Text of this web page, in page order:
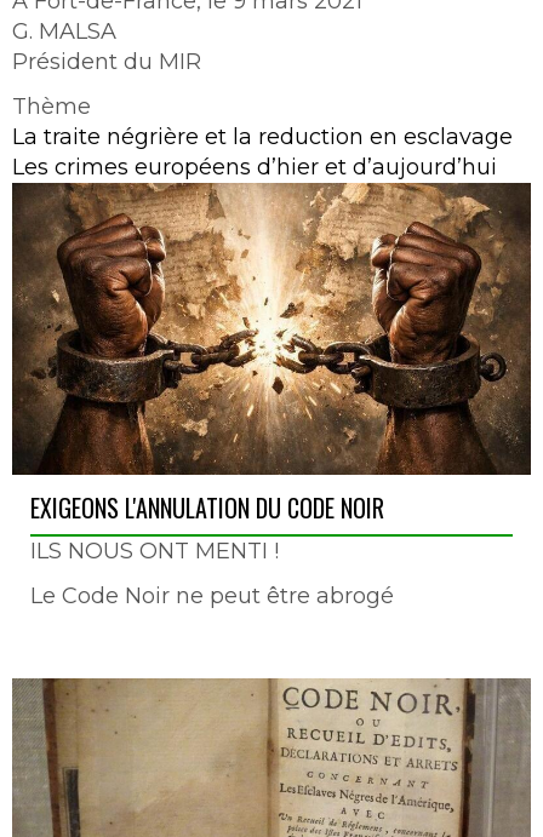
G. MALSA
Président du MIR
Thème
La traite négrière et la reduction en esclavage
Les crimes européens d’hier et d’aujourd’hui
EXIGEONS L'ANNULATION DU CODE NOIR
ILS NOUS ONT MENTI !
Le Code Noir ne peut être abrogé